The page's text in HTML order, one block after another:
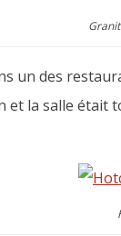
un des
et la salle était